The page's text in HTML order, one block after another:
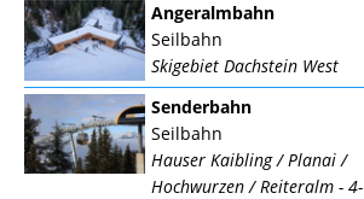
Angeralmbahn
Seilbahn
Skigebiet Dachstein West
Senderbahn
Seilbahn
Hauser Kaibling / Planai /
Hochwurzen / Reiteralm - 4-